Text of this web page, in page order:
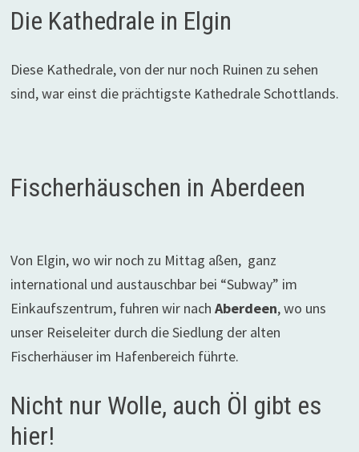
Die Kathedrale in Elgin
Diese Kathedrale, von der nur noch Ruinen zu sehen
sind, war einst die prächtigste Kathedrale Schottlands.
Fischerhäuschen in Aberdeen
Von Elgin, wo wir noch zu Mittag aßen, ganz
international und austauschbar bei “Subway” im
Einkaufszentrum, fuhren wir nach Aberdeen, wo uns
unser Reiseleiter durch die Siedlung der alten
Fischerhäuser im Hafenbereich führte.
Nicht nur Wolle, auch Öl gibt es
hier!